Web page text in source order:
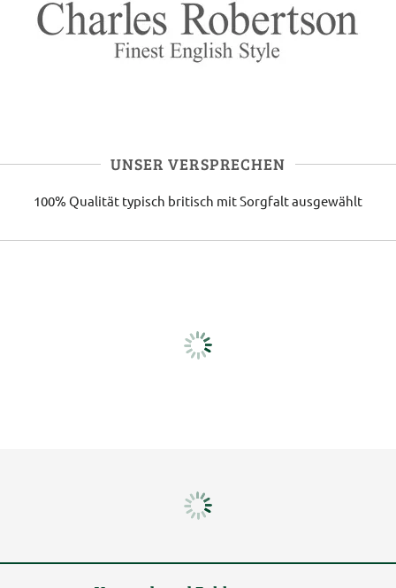
UNSER VERSPRECHEN
100% Qualität typisch britisch mit Sorgfalt ausgewählt